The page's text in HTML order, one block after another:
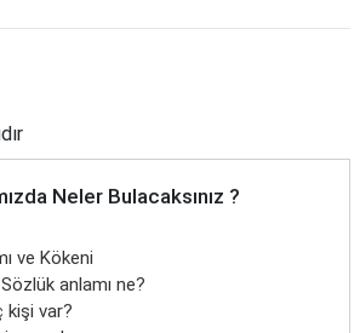
Neler Bulacaksınız ?
ve Kökeni
anlamı ne?
kişi var?